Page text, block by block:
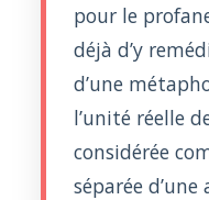
pour le
déjà d’y
d’une
l’unité réelle
considérée
séparée